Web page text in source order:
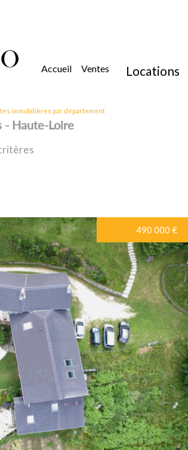
accueil ventes locations
immobilières par département
- Haute-Loire
5KM
490 000 €